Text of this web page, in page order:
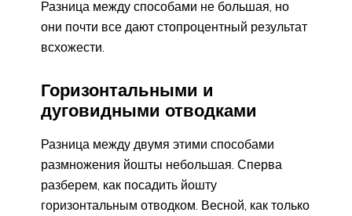
Разница между способами не большая, но
они почти все дают стопроцентный результат
всхожести.
Горизонтальными и
дуговидными отводками
Разница между двумя этими способами
размножения йошты небольшая. Сперва
разберем, как посадить йошту
горизонтальным отводком. Весной, как только